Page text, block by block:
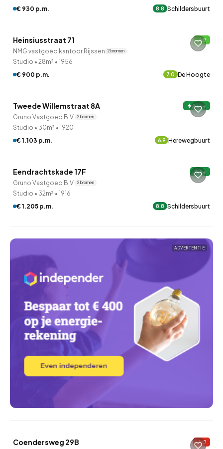
€ 930 p.m.
8.8 Schildersbuurt
QUICKLANE™
Heinsiusstraat 71 B
NMG vastgoed kantoor Rijssen 2 bronnen
Studio • 28m² • 1956
€ 900 p.m.
7.0 De Hoogte
QUICKLANE™
Tweede Willemstraat 8A A+++
Gruno Vastgoed B.V. 2 bronnen
Studio • 30m² • 1920
€ 1.103 p.m.
6.9 Herewegbuurt
QUICKLANE™
Eendrachtskade 17F A+
Gruno Vastgoed B.V. 2 bronnen
Studio • 32m² • 1916
€ 1.205 p.m.
8.8 Schildersbuurt
ADVERTENTIE
Coendersweg 29B G